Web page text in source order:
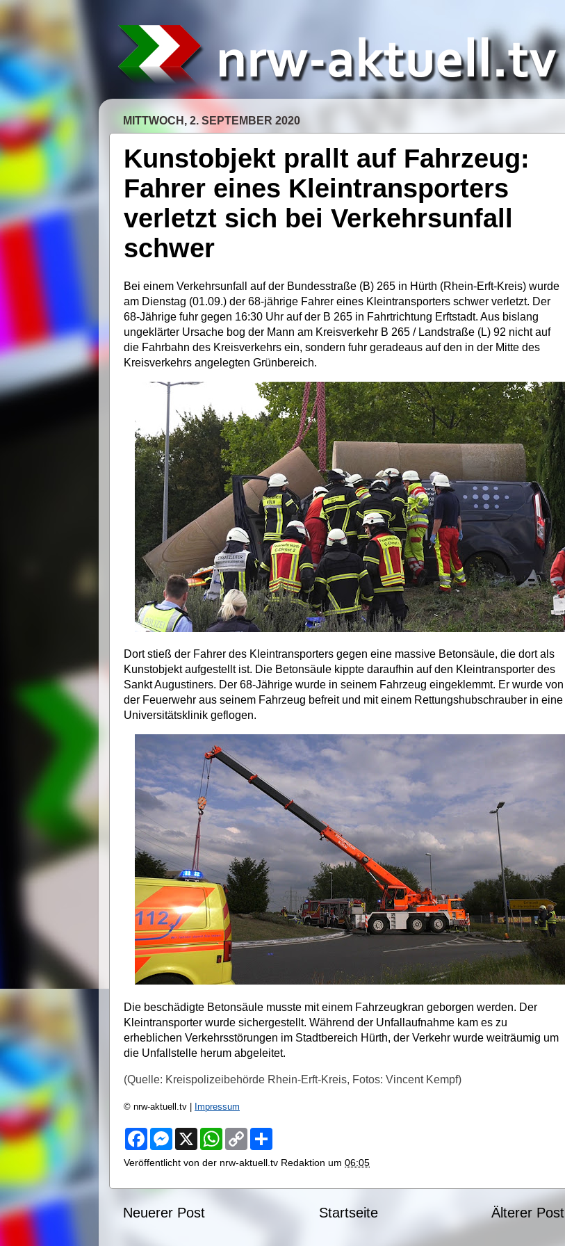
MITTWOCH, 2. SEPTEMBER 2020
Kunstobjekt prallt auf Fahrzeug:
Fahrer eines Kleintransporters
verletzt sich bei Verkehrsunfall
schwer
Bei einem Verkehrsunfall auf der Bundesstraße (B) 265 in Hürth (Rhein-Erft-Kreis) wurde
am Dienstag (01.09.) der 68-jährige Fahrer eines Kleintransporters schwer verletzt. Der
68-Jährige fuhr gegen 16:30 Uhr auf der B 265 in Fahrtrichtung Erftstadt. Aus bislang
ungeklärter Ursache bog der Mann am Kreisverkehr B 265 / Landstraße (L) 92 nicht auf
die Fahrbahn des Kreisverkehrs ein, sondern fuhr geradeaus auf den in der Mitte des
Kreisverkehrs angelegten Grünbereich.
Dort stieß der Fahrer des Kleintransporters gegen eine massive Betonsäule, die dort als
Kunstobjekt aufgestellt ist. Die Betonsäule kippte daraufhin auf den Kleintransporter des
Sankt Augustiners. Der 68-Jährige wurde in seinem Fahrzeug eingeklemmt. Er wurde von
der Feuerwehr aus seinem Fahrzeug befreit und mit einem Rettungshubschrauber in eine
Universitätsklinik geflogen.
Die beschädigte Betonsäule musste mit einem Fahrzeugkran geborgen werden. Der
Kleintransporter wurde sichergestellt. Während der Unfallaufnahme kam es zu
erheblichen Verkehrsstörungen im Stadtbereich Hürth, der Verkehr wurde weiträumig um
die Unfallstelle herum abgeleitet.
(Quelle: Kreispolizeibehörde Rhein-Erft-Kreis, Fotos: Vincent Kempf)
© nrw-aktuell.tv | Impressum
F
e
o
k
M
s
n
e
X
W
t
A
C
y
i
r
Veröffentlicht von der nrw-aktuell.tv Redaktion um 06:05
Neuerer Post Älterer Post
Startseite